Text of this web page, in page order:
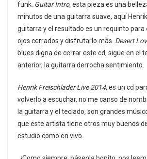
funk. Guitar Intro, esta pieza es una
minutos de una guitarra suave, aquí
guitarra y el resultado es un requinto para
ojos cerrados y disfrutarlo más. Desert
blues digna de cerrar este cd, sigue en el
anterior, la guitarra derrocha sentimiento.
Henrik Freischlader Live 2014, es un cd
volverlo a escuchar, no me canso de
la guitarra y el teclado, son grandes
que este artista tiene otros muy buenos
estudio como en vivo.